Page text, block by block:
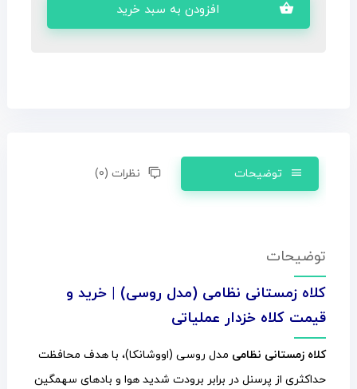
افزودن به سبد خرید
توضیحات نظرات (0)
توضیحات
کلاه زمستانی نظامی (مدل روسی) | خرید و
قیمت کلاه خزدار عملیاتی
کلاه زمستانی نظامی مدل روسی (اووشانکا)، با هدف محافظت
حداکثری از پرسنل در برابر برودت شدید هوا و بادهای سهمگین